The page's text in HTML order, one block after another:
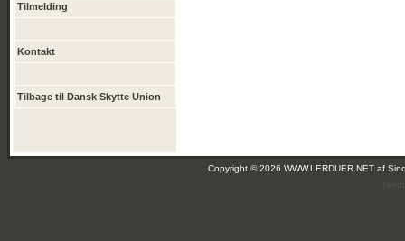
Tilmelding
Kontakt
Tilbage til Dansk Skytte Union
Copyright © 2026 WWW.LERDUER.NET af